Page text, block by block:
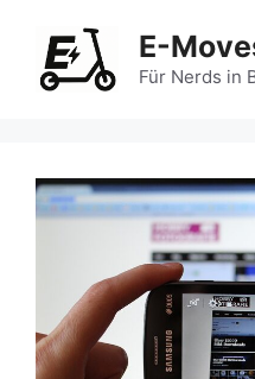
Inhalt
springen
E-
Für Nerds in